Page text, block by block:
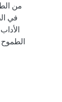
من
في